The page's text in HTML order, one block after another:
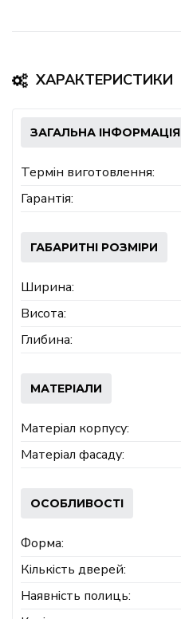
ХАРАКТЕРИСТИКИ
ЗАГАЛЬНА ІНФОРМАЦІЯ
Термін виготовлення:
Гарантія:
ГАБАРИТНІ РОЗМІРИ
Ширина:
Висота:
Глибина:
МАТЕРІАЛИ
Матеріал корпусу:
Матеріал фасаду:
ОСОБЛИВОСТІ
Форма:
Кількість дверей:
Наявність полиць: